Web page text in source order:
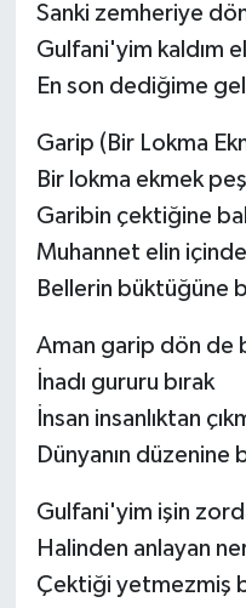
Sanki zemheriye
Gulfani'yim kaldım
En son dediğime
Garip (Bir Lokma
Bir lokma ekmek
Garibin çektiğine
Muhannet elin içinde
Bellerin büktüğüne
Aman garip dön de
İnadı gururu bırak
İnsan insanlıktan
Dünyanın düzenine
Gulfani'yim işin
Halinden anlayan
Çektiği yetmezmiş